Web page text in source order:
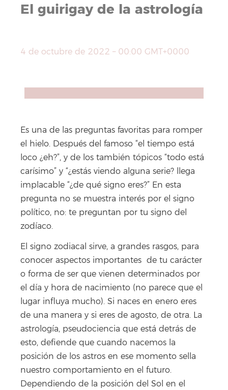
El guirigay de la astrología
4 de octubre de 2022 – 00:00 GMT+0000
Facebook
X
WhatsApp
Copy
Es una de las preguntas favoritas para romper
el hielo. Después del famoso “el tiempo está
loco ¿eh?”, y de los también tópicos “todo está
carísimo” y “¿estás viendo alguna serie? llega
implacable “¿de qué signo eres?” En esta
pregunta no se muestra interés por el signo
político, no: te preguntan por tu signo del
zodíaco.
El signo zodiacal sirve, a grandes rasgos, para
conocer aspectos importantes de tu carácter
o forma de ser que vienen determinados por
el día y hora de nacimiento (no parece que el
lugar influya mucho). Si naces en enero eres
de una manera y si eres de agosto, de otra. La
astrología, pseudociencia que está detrás de
esto, defiende que cuando nacemos la
posición de los astros en ese momento sella
nuestro comportamiento en el futuro.
Dependiendo de la posición del Sol en el